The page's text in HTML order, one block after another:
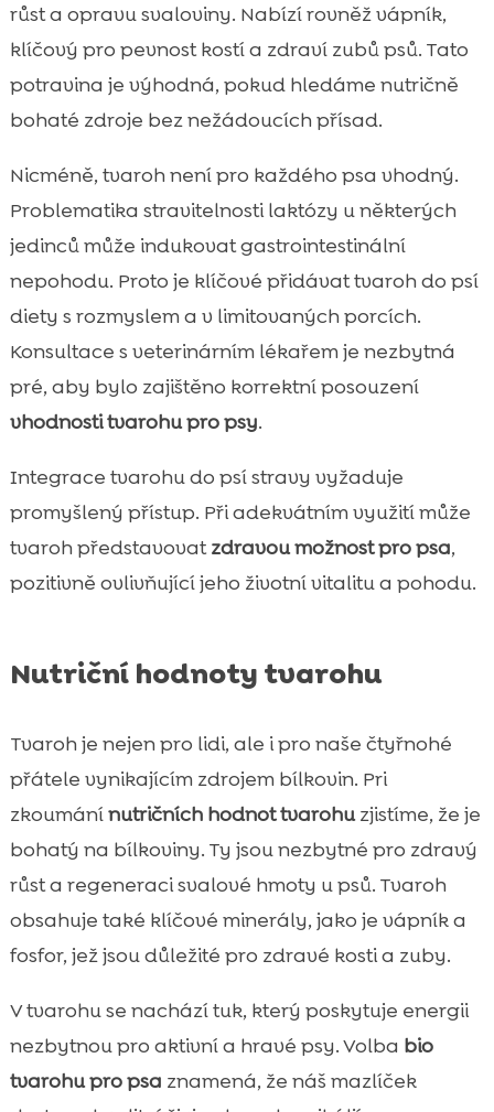
Závěr
FAQ
růst a opravu svaloviny. Nabízí rovněž vápník,
klíčový pro pevnost kostí a zdraví zubů psů. Tato
potravina je výhodná, pokud hledáme nutričně
bohaté zdroje bez nežádoucích přísad.
Nicméně, tvaroh není pro každého psa vhodný.
Problematika stravitelnosti laktózy u některých
jedinců může indukovat gastrointestinální
nepohodu. Proto je klíčové přidávat tvaroh do psí
diety s rozmyslem a v limitovaných porcích.
Konsultace s veterinárním lékařem je nezbytná
pré, aby bylo zajištěno korrektní posouzení
vhodnosti tvarohu pro psy.
Integrace tvarohu do psí stravy vyžaduje
promyšlený přístup. Při adekvátním využití může
tvaroh představovatzdravou možnost pro psa,
pozitivně ovlivňující jeho životní vitalitu a pohodu.
Nutriční hodnoty tvarohu
Tvaroh je nejen pro lidi, ale i pro naše čtyřnohé
přátele vynikajícím zdrojem bílkovin. Pri
zkoumánínutričních hodnot tvarohuzjistíme, že je
bohatý na bílkoviny. Ty jsou nezbytné pro zdravý
růst a regeneraci svalové hmoty u psů. Tvaroh
obsahuje také klíčové minerály, jako je vápník a
fosfor, jež jsou důležité pro zdravé kosti a zuby.
V tvarohu se nachází tuk, který poskytuje energii
nezbytnou pro aktivní a hravé psy. Volba bio
tvarohu pro psa znamená, že náš mazlíček